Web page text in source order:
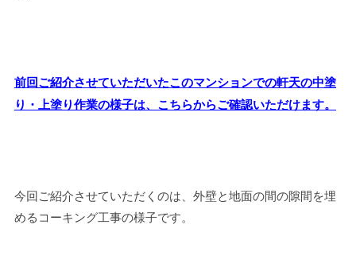
前回ご紹介させていただいたこのマンションでの軒天の中塗
り・上塗り作業の様子は、こちらからご確認いただけます。
今回ご紹介させていただくのは、外壁と地面の間の隙間を埋
めるコーキング工事の様子です。